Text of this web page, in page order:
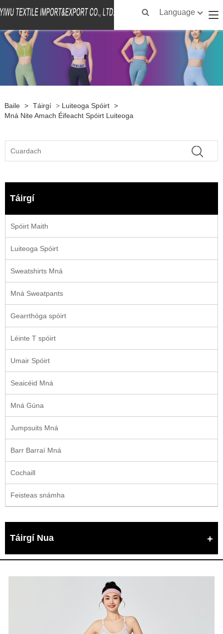
Language
Baile > Táirgí > Luiteoga Spóirt >
Mná Nite Amach Éifeacht Spóirt Luiteoga
Táirgí
Spóirt Maith
Luiteoga Spóirt
Sweatshirts Mná
Mná Sweatpants
Gearrthóga spóirt
Léinte T spóirt
Umair Spóirt
Seaicéid Mná
Mná Gúna
Jumpsuits Mná
Barr Barraí Mná
Cochaill
Feisteas snámha
Táirgí Nua